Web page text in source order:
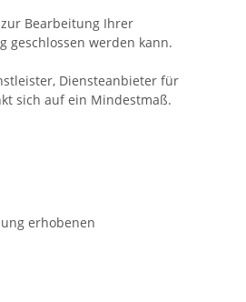
Bearbeitung Ihrer
geschlossen werden kann.
Diensteanbieter für
sich auf ein Mindestmaß.
erhobenen